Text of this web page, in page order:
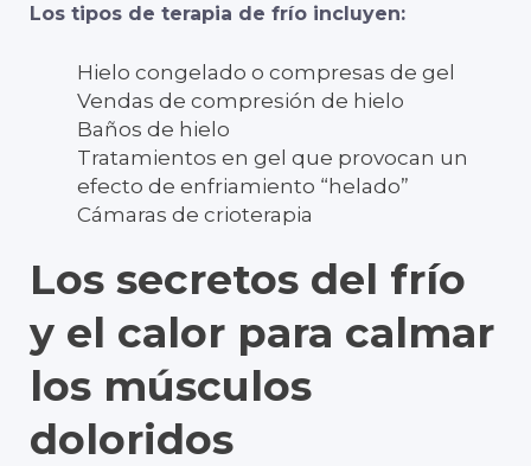
Los tipos de terapia de frío incluyen:
Hielo congelado o compresas de gel
Vendas de compresión de hielo
Baños de hielo
Tratamientos en gel que provocan un
efecto de enfriamiento “helado”
Cámaras de crioterapia
Los secretos del frío
y el calor para calmar
los músculos
doloridos